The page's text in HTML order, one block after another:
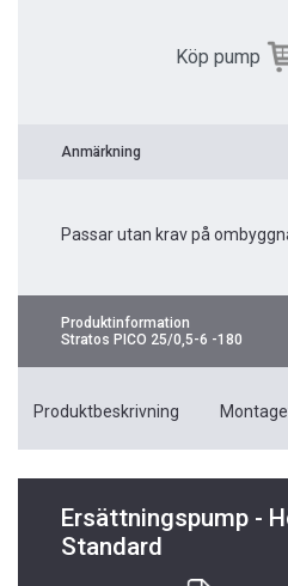
Köp pump
Anmärkning
Passar utan krav på
Produktinformation
Stratos PICO 25/0,5-6 -180
Produktbeskrivning
Ersättningspump -
Standard